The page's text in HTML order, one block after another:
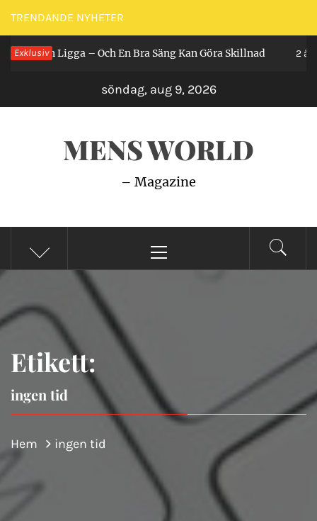
Hoppa
till
innehåll
TRENDANDE NYHETER
Exklusiv
Man Ligga – Och En Bra Säng Kan Göra Skillnad 2 år
söndag, aug 9, 2026
MENS WORLD
– Magazine
meny
Etikett:
ingen tid
Hem ingen tid